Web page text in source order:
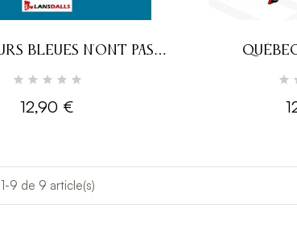
BLEUES N'ONT PAS
12,90 €
9 de 9 article(s)